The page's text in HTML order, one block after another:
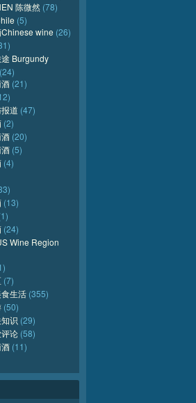
陈微然 (78)
(5)
wine (26)
Burgundy
(24)
(21)
道 (47)
(2)
(20)
(5)
(4)
(13)
(24)
Wine Region
(7)
生活 (355)
(50)
识 (29)
论 (58)
(11)